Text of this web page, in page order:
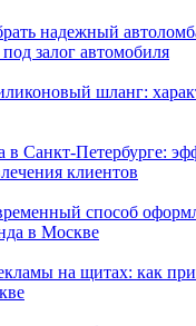
надежный
залог автомобиля
шланг:
в Санкт-Петербурге:
клиентов
способ
в Москве
на щитах: как